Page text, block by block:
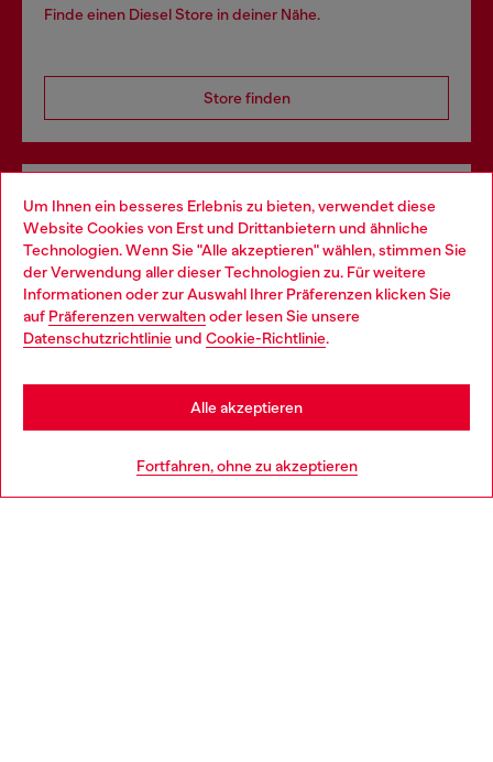
Um Ihnen ein besseres Erlebnis zu bieten, verwendet diese
Website Cookies von Erst und Drittanbietern und ähnliche
Technologien. Wenn Sie "Alle akzeptieren" wählen, stimmen Sie
der Verwendung aller dieser Technologien zu. Für weitere
Informationen oder zur Auswahl Ihrer Präferenzen klicken Sie
auf Präferenzen verwaltenoder lesen Sie unsere
Datenschutzrichtlinieund Cookie-Richtlinie.
Fortfahren, ohne zu akzeptieren
Alle akzeptieren
Finde einen Diesel Store in deiner Nähe.
Store finden
Omnichannel-Services
Entdecke unser gesamtes Service-Angebot, online und
im Store.
Mehr erfahren
Choose your location
You are currently browsing Deutschland website, but it seems
you may be based in United States